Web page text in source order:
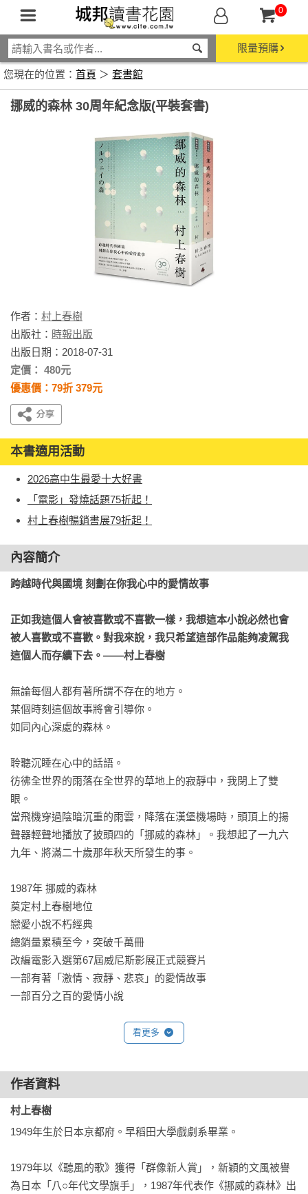
0
限量預購
您現在的位置： 首頁 ＞ 套書館
挪威的森林 30周年紀念版(平裝套書)
作者： 村上春樹
出版社： 時報出版
出版日期：2018-07-31
定價： 480元
優惠價：79折 379元
本書適用活動
2026高中生最愛十大好書
「電影」發燒話題75折起！
村上春樹暢銷書展79折起！
內容簡介
跨越時代與國境 刻劃在你我心中的愛情故事
正如我這個人會被喜歡或不喜歡一樣，我想這本小說必然也會
被人喜歡或不喜歡。對我來說，我只希望這部作品能夠凌駕我
這個人而存續下去。——村上春樹
無論每個人都有著所謂不存在的地方。
某個時刻這個故事將會引導你。
如同內心深處的森林。
聆聽沉睡在心中的話語。
彷彿全世界的雨落在全世界的草地上的寂靜中，我閉上了雙
眼。
當飛機穿過陰暗沉重的雨雲，降落在漢堡機場時，頭頂上的揚
聲器輕聲地播放了披頭四的「挪威的森林」。我想起了一九六
九年、將滿二十歲那年秋天所發生的事。
1987年 挪威的森林
奠定村上春樹地位
戀愛小說不朽經典
總銷量累積至今，突破千萬冊
改編電影入選第67屆威尼斯影展正式競賽片
一部有著「激情、寂靜、悲哀」的愛情故事
一部百分之百的愛情小說
一部設定在六O年代日本學運時代的東京少年故事，主角與兩名
靜、悲哀」的愛情故事，一部百分之百的愛情小說。
看更多
作者資料
村上春樹
1949年生於日本京都府。早稻田大學戲劇系畢業。
1979年以《聽風的歌》獲得「群像新人賞」，新穎的文風被譽
為日本「八○年代文學旗手」，1987年代表作《挪威的森林》出